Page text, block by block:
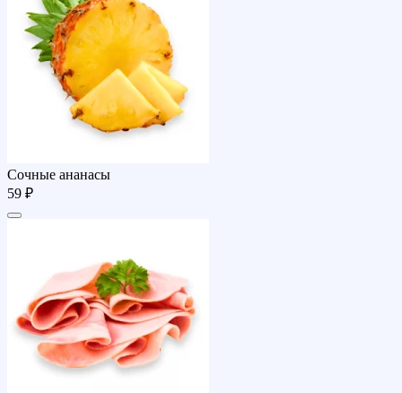
Сочные ананасы
59 ₽